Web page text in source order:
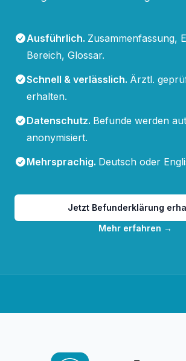
Ausführlich. Zusammenfassung,
Bereich, Glossar.
Schnell & verlässlich. Ärztl.
erhalten.
Datenschutz. Befunde werden
anonymisiert.
Mehrsprachig. Deutsch oder
Jetzt Befunderklärung
Mehr erfahren →